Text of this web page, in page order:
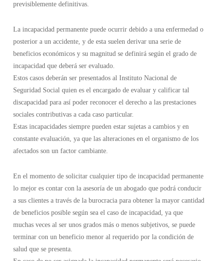
previsiblemente definitivas.
La incapacidad permanente puede ocurrir debido a una enfermedad o
posterior a un accidente, y de esta suelen derivar una serie de
beneficios económicos y su magnitud se definirá según el grado de
incapacidad que deberá ser evaluado.
Estos casos deberán ser presentados al Instituto Nacional de
Seguridad Social quien es el encargado de evaluar y calificar tal
discapacidad para así poder reconocer el derecho a las prestaciones
sociales contributivas a cada caso particular.
Estas incapacidades siempre pueden estar sujetas a cambios y en
constante evaluación, ya que las alteraciones en el organismo de los
afectados son un factor cambiante.
En el momento de solicitar cualquier tipo de incapacidad permanente
lo mejor es contar con la asesoría de un abogado que podrá conducir
a sus clientes a través de la burocracia para obtener la mayor cantidad
de beneficios posible según sea el caso de incapacidad, ya que
muchas veces al ser unos grados más o menos subjetivos, se puede
terminar con un beneficio menor al requerido por la condición de
salud que se presenta.